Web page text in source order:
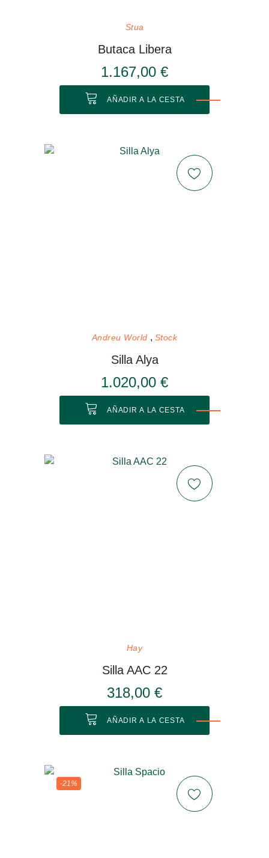
Stua
Butaca Libera
1.167,00 €
AÑADIR A LA CESTA
Andreu World Stock
Silla Alya
1.020,00 €
AÑADIR A LA CESTA
Hay
Silla AAC 22
318,00 €
AÑADIR A LA CESTA
-21%